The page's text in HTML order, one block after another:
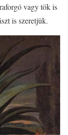
vagy tök is
is szeretjük.